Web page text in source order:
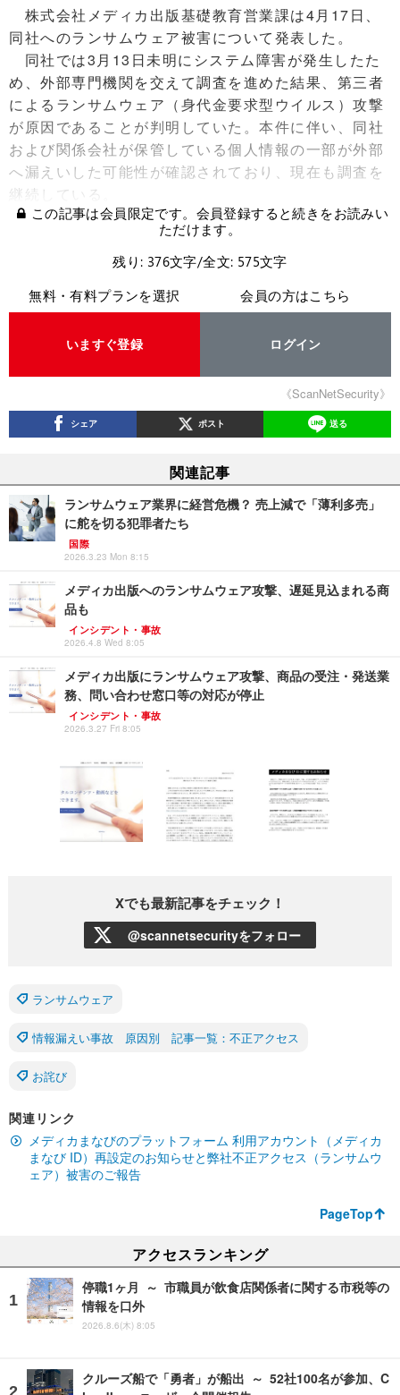
株式会社メディカ出版基礎教育営業課は4月17日、
同社へのランサムウェア被害について発表した。
同社では3月13日未明にシステム障害が発生したた
め、外部専門機関を交えて調査を進めた結果、第三者
によるランサムウェア（身代金要求型ウイルス）攻撃
が原因であることが判明していた。本件に伴い、同社
および関係会社が保管している個人情報の一部が外部
へ漏えいした可能性が確認されており、現在も調査を
継続している。
この記事は会員限定です。会員登録すると続きをお読みい
ただけます。
残り: 376文字/全文: 575文字
無料・有料プランを選択
いますぐ登録
会員の方はこちら
ログイン
《ScanNetSecurity》
シェア ポスト 送る
関連記事
ランサムウェア業界に経営危機？ 売上減で「薄利多売」
に舵を切る犯罪者たち
国際
2026.3.23 Mon 8:15
メディカ出版へのランサムウェア攻撃、遅延見込まれる商
品も
インシデント・事故
2026.4.8 Wed 8:05
メディカ出版にランサムウェア攻撃、商品の受注・発送業
務、問い合わせ窓口等の対応が停止
インシデント・事故
2026.3.27 Fri 8:05
Xでも最新記事をチェック！
@scannetsecurityをフォロー
ランサムウェア
情報漏えい事故 原因別 記事一覧：不正アクセス
お詫び
関連リンク
メディカまなびのプラットフォーム 利用アカウント（メディカ
まなび ID）再設定のお知らせと弊社不正アクセス（ランサムウ
ェア）被害のご報告
PageTop
アクセスランキング
停職1ヶ月 ～ 市職員が飲食店関係者に関する市税等の
情報を口外
2026.8.6(木) 8:05
クルーズ船で「勇者」が船出 ～ 52社100名が参加、C